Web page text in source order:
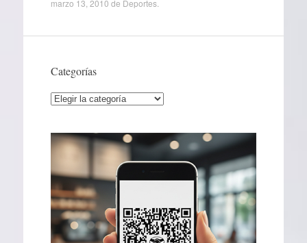
marzo 13, 2010 de Deportes.
Categorías
Categorías